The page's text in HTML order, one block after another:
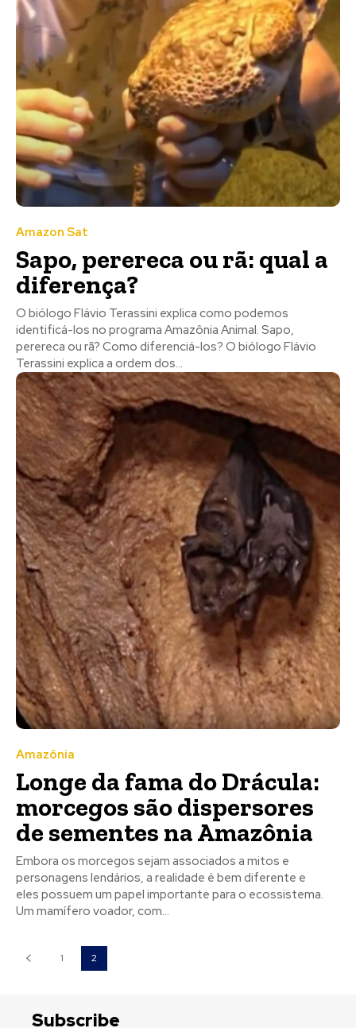
Amazon Sat
Sapo, perereca ou rã: qual a
diferença?
O biólogo Flávio Terassini explica como podemos
identificá-los no programa Amazônia Animal. Sapo,
perereca ou rã? Como diferenciá-los? O biólogo Flávio
Terassini explica a ordem dos...
Amazônia
Longe da fama do Drácula:
morcegos são dispersores
de sementes na Amazônia
Embora os morcegos sejam associados a mitos e
personagens lendários, a realidade é bem diferente e
eles possuem um papel importante para o ecossistema.
Um mamífero voador, com...
1 2
Subscribe